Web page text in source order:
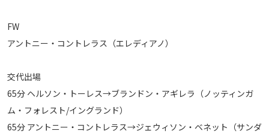
FW
アントニー・コントレラス（エレディアノ）
交代出場
65分 ヘルソン・トーレス→ブランドン・アギレラ（ノッティンガ
ム・フォレスト/イングランド）
65分 アントニー・コントレラス→ジェウィソン・ベネット（サンダ